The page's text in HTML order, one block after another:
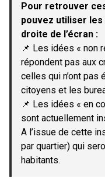
Pour retrouver
pouvez utiliser les
droite de l’écran :
📌 Les idées « non
répondent pas aux
celles qui n’ont
citoyens et les
📌 Les idées « en
sont actuellement
A l’issue de cette
par quartier) qui
habitants.